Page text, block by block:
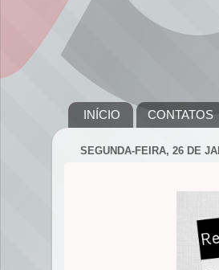
INÍCIO CONTATOS
SEGUNDA-FEIRA, 26 DE